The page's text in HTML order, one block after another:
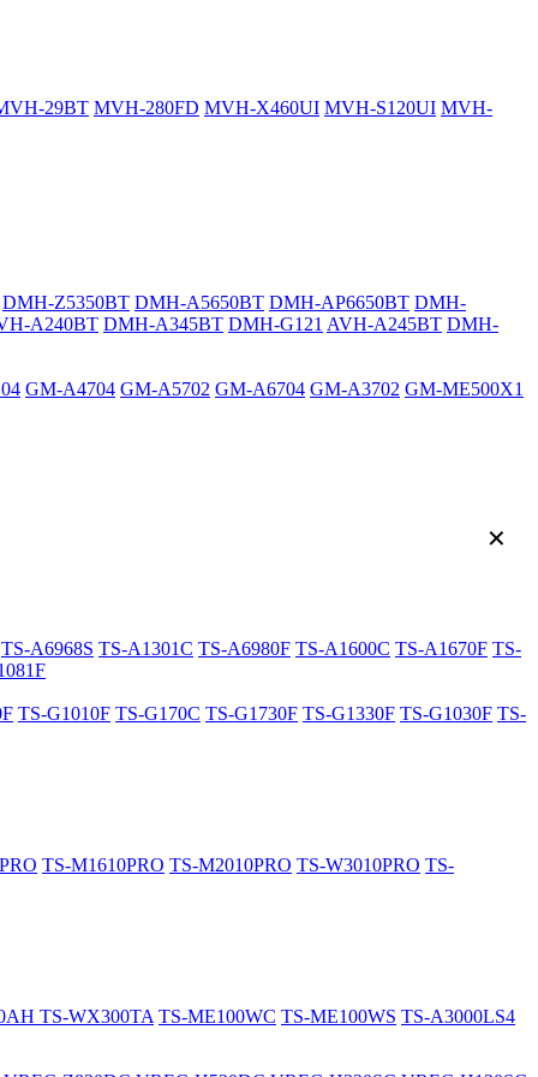
29BT MVH-280FD MVH-X460UI MVH-S120UI MVH-
DMH-Z5350BT DMH-A5650BT DMH-AP6650BT DMH-
A240BT DMH-A345BT DMH-G121 AVH-A245BT DMH-
GM-A4704 GM-A5702 GM-A6704 GM-A3702 GM-ME500X1
TS-A6968S TS-A1301C TS-A6980F TS-A1600C TS-A1670F TS-
TS-G1010F TS-G170C TS-G1730F TS-G1330F TS-G1030F TS-
TS-M1610PRO TS-M2010PRO TS-W3010PRO TS-
TS-WX300TA TS-ME100WC TS-ME100WS TS-A3000LS4
✕